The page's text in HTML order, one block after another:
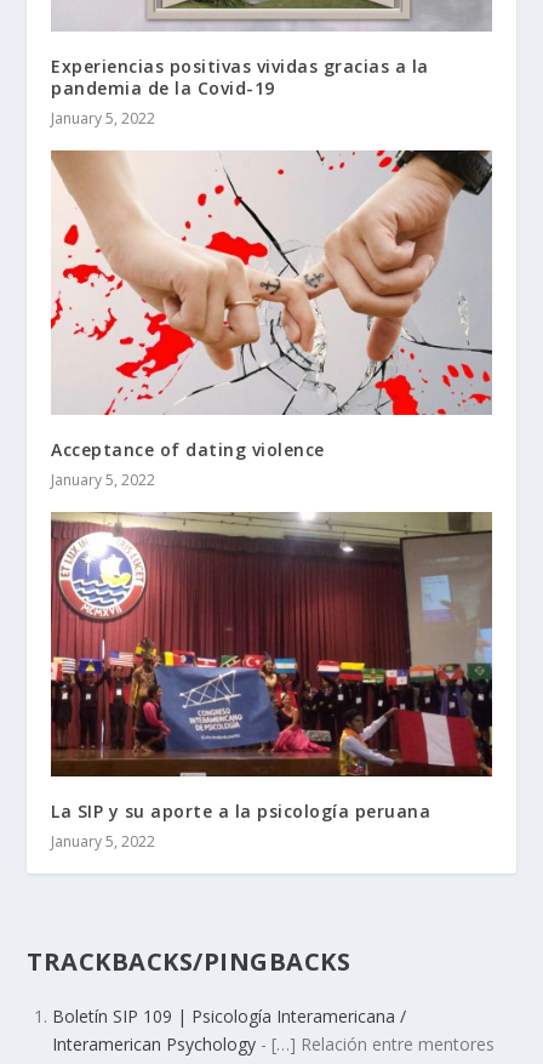
Experiencias positivas vividas gracias a la
pandemia de la Covid-19
January 5, 2022
Acceptance of dating violence
January 5, 2022
La SIP y su aporte a la psicología peruana
January 5, 2022
TRACKBACKS/PINGBACKS
Boletín SIP 109 | Psicología Interamericana /
Interamerican Psychology - […] Relación entre mentores